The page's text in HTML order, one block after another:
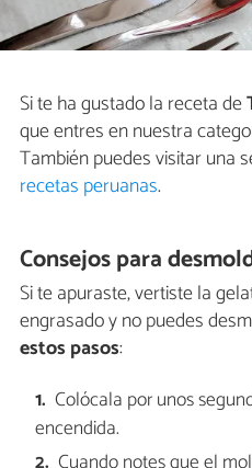
Si te ha gustado la receta de
que entres en nuestra
También puedes visitar una
recetas peruanas.
Consejos para
Si te apuraste, vertiste la
engrasado y no puedes
estos pasos:
Colócala por unos
encendida.